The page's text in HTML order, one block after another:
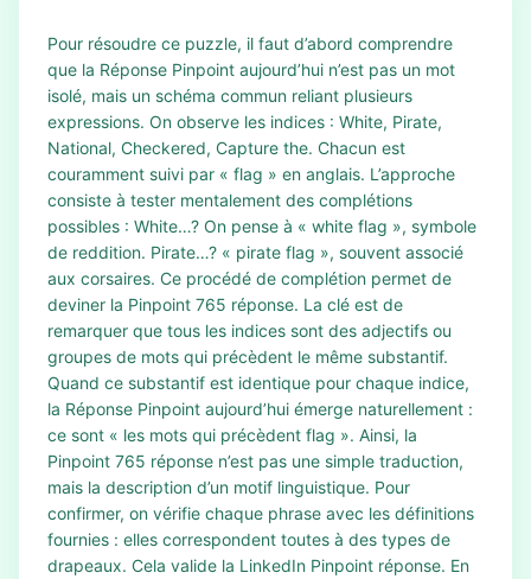
Pour résoudre ce puzzle, il faut d’abord comprendre
que la Réponse Pinpoint aujourd’hui n’est pas un mot
isolé, mais un schéma commun reliant plusieurs
expressions. On observe les indices : White, Pirate,
National, Checkered, Capture the. Chacun est
couramment suivi par « flag » en anglais. L’approche
consiste à tester mentalement des complétions
possibles : White…? On pense à « white flag », symbole
de reddition. Pirate…? « pirate flag », souvent associé
aux corsaires. Ce procédé de complétion permet de
deviner la Pinpoint 765 réponse. La clé est de
remarquer que tous les indices sont des adjectifs ou
groupes de mots qui précèdent le même substantif.
Quand ce substantif est identique pour chaque indice,
la Réponse Pinpoint aujourd’hui émerge naturellement :
ce sont « les mots qui précèdent flag ». Ainsi, la
Pinpoint 765 réponse n’est pas une simple traduction,
mais la description d’un motif linguistique. Pour
confirmer, on vérifie chaque phrase avec les définitions
fournies : elles correspondent toutes à des types de
drapeaux. Cela valide la LinkedIn Pinpoint réponse. En